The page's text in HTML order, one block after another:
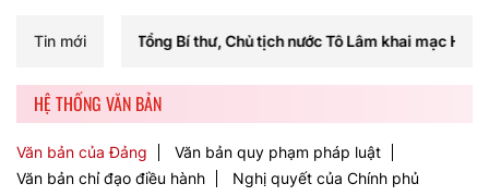
Tin mới
Bí thư, Chủ tịch nước Tô Lâm khai mạc Hội nghị Trung ương lần
HỆ THỐNG VĂN BẢN
Văn bản của Đảng
Văn bản quy phạm pháp luật
Văn bản chỉ đạo điều hành
Nghị quyết của Chính phủ